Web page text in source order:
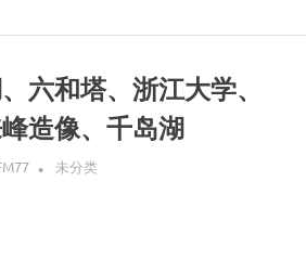
六和塔、浙江大学、
造像、千岛湖
未分类